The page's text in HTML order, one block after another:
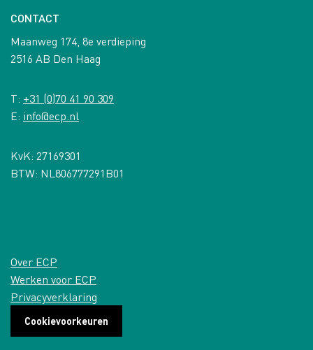
CONTACT
Maanweg 174, 8e verdieping
2516 AB Den Haag
T: +31 (0)70 41 90 309
E: info@ecp.nl
KvK: 27169301
BTW: NL806777291B01
Over ECP
Werken voor ECP
Privacyverklaring
Cookievoorkeuren